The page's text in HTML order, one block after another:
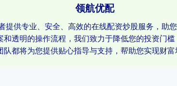
领航优配
提供专业、安全、高效的在线配资炒股服务，助
透明的操作流程，我们致力于降低您的投资门
都将为您提供贴心指导与支持，帮助您实现财